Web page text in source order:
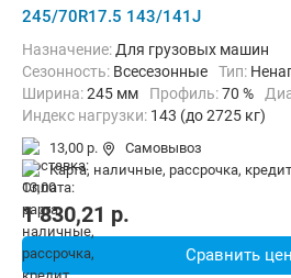
245/70R17.5 143/141J
Назначение: Для грузовых машин
Сезонность: Всесезонные Тип:
Ширина:245 мм Профиль:70 %
Индекс нагрузки: 143 (до 2725 кг)
Индекс скорости:
13,00 р.
Самовывоз
карта, наличные, рассрочка, кредит
1 830,21 p.
Сравнить